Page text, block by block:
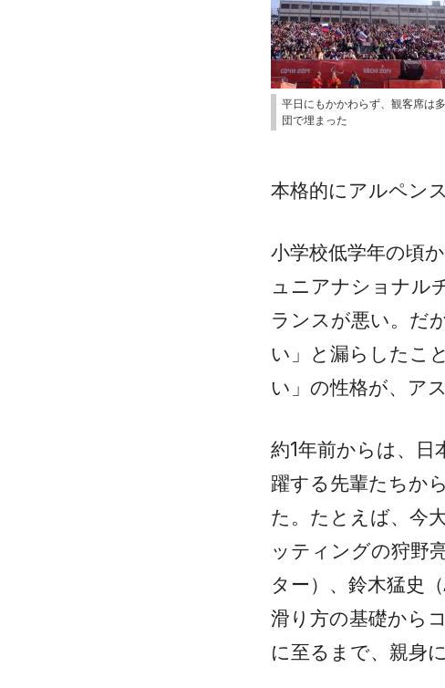
平日にもかかわらず、観客席は
団で埋まった
本格的にアルペン
小学校低学年の頃
ュニアナショナル
ランスが悪い。だ
い」と漏らしたこ
い」の性格が、ア
約1年前からは、
躍する先輩たちか
た。たとえば、今
ッティングの狩野
ター）、鈴木猛史
滑り方の基礎から
に至るまで、親身